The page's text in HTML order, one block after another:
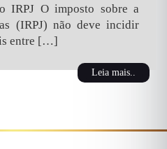
IRPJ O imposto sobre a
(IRPJ) não deve incidir
entre […]
Leia mais..